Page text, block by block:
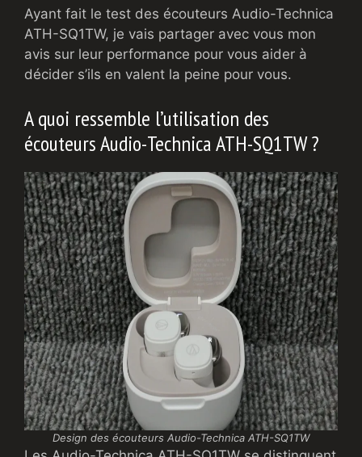
Ayant fait le test des écouteurs Audio-Technica
ATH-SQ1TW, je vais partager avec vous mon
avis sur leur performance pour vous aider à
décider s’ils en valent la peine pour vous.
A quoi ressemble l’utilisation des
écouteurs Audio-Technica ATH-SQ1TW ?
Design des écouteurs Audio-Technica ATH-SQ1TW